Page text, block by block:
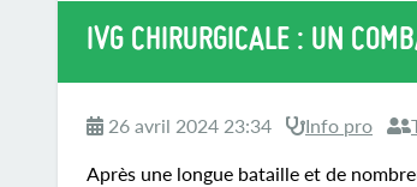
IVG CHIRURGICALE : UN
26 avril 2024 23:34 Info pro
Après une longue bataille et de